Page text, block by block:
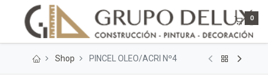
0
Shop PINCEL OLEO/ACRI Nº4